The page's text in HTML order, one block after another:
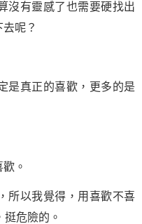
有靈感了也需要硬找出
呢？
真正的喜歡，更多的是
。
以我覺得，用喜歡不喜
危險的。